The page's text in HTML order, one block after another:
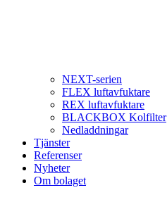
NEXT-serien
FLEX luftavfuktare
REX luftavfuktare
BLACKBOX Kolfilter
Nedladdningar
Tjänster
Referenser
Nyheter
Om bolaget